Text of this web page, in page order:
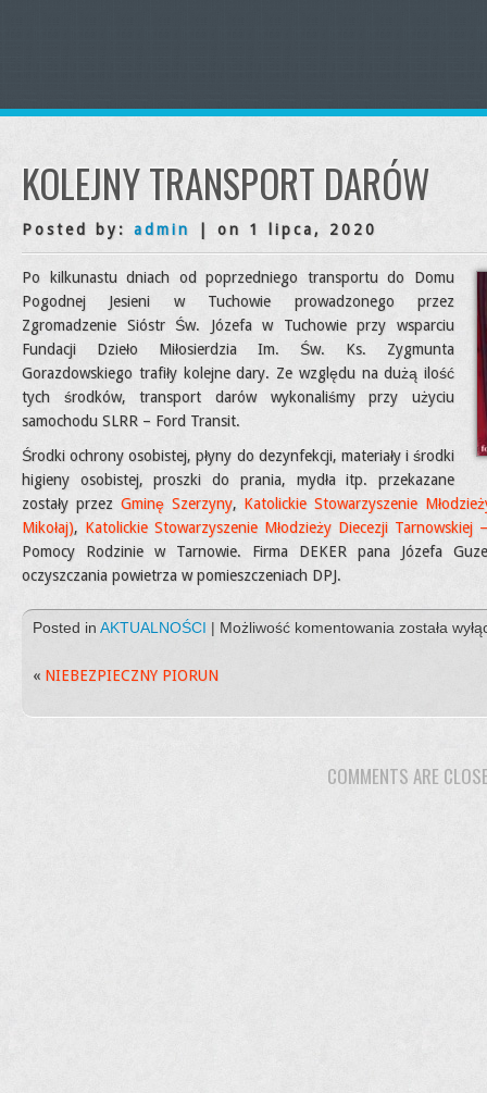
KOLEJNY TRANSPORT DARÓW
Posted by: admin | on 1 lipca, 2020
Po kilkunastu dniach od poprzedniego transportu do Domu
Pogodnej Jesieni w Tuchowie prowadzonego przez
Zgromadzenie Sióstr Św. Józefa w Tuchowie przy wsparciu
Fundacji Dzieło Miłosierdzia Im. Św. Ks. Zygmunta
Gorazdowskiego trafiły kolejne dary. Ze względu na dużą ilość
tych środków, transport darów wykonaliśmy przy użyciu
samochodu SLRR – Ford Transit.
Środki ochrony osobistej, płyny do dezynfekcji, materiały i środki
higieny osobistej, proszki do prania, mydła itp. przekazane
zostały przez Gminę Szerzyny, Katolickie Stowarzyszenie
Mikołaj), Katolickie Stowarzyszenie Młodzieży Diecezji Tarnowskiej
Pomocy Rodzinie w Tarnowie. Firma DEKER pana Józefa
oczyszczania powietrza w pomieszczeniach DPJ.
Posted in AKTUALNOŚCI | Możliwość komentowania KOLEJNY
została
« NIEBEZPIECZNY PIORUN
COMMENTS ARE